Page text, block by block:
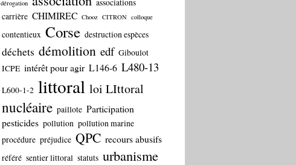
dérogation
associations
carrière CHIMIREC Chooz CITRON colloque
contentieux Corse destruction espèces
déchets démolition edf Giboulot
ICPE intérêt pour agir L146-6 L480-13
L600-1-2 littoral loi LIttoral
nucléaire paillote Participation
pesticides pollution pollution marine
procédure préjudice QPC recours abusifs
référé sentier littoral statuts urbanisme